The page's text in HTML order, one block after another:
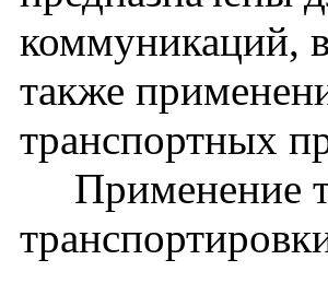
коммуникаций,
также
транспортных
Применение